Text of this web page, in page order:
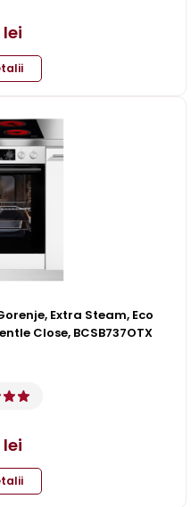
lei
Extra Steam, Eco
Close, BCSB737OTX
lei